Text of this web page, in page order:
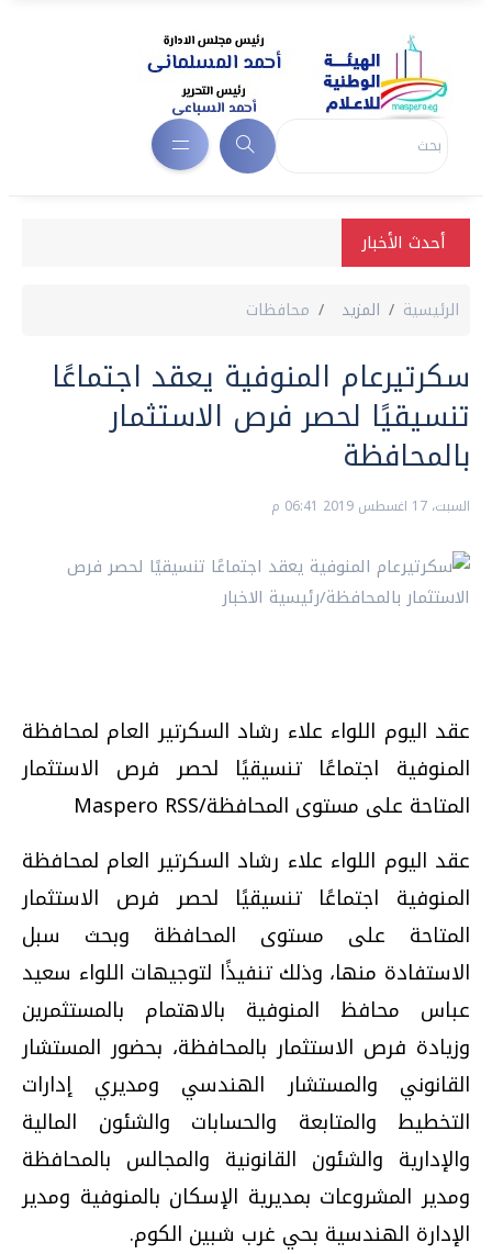
أحدث الأخبار
الرئيسية المزيد محافظات
سكرتيرعام المنوفية يعقد اجتماعًا
تنسيقيًا لحصر فرص الاستثمار
بالمحافظة
السبت، 17 اغسطس 2019 06:41 م
عقد اليوم اللواء علاء رشاد السكرتير العام لمحافظة
المنوفية اجتماعًا تنسيقيًا لحصر فرص الاستثمار
المتاحة على مستوى المحافظة/Maspero RSS
عقد اليوم اللواء علاء رشاد السكرتير العام لمحافظة
المنوفية اجتماعًا تنسيقيًا لحصر فرص الاستثمار
المتاحة على مستوى المحافظة وبحث سبل
الاستفادة منها، وذلك تنفيذًا لتوجيهات اللواء سعيد
عباس محافظ المنوفية بالاهتمام بالمستثمرين
وزيادة فرص الاستثمار بالمحافظة، بحضور المستشار
القانوني والمستشار الهندسي ومديري إدارات
التخطيط والمتابعة والحسابات والشئون المالية
والإدارية والشئون القانونية والمجالس بالمحافظة
ومدير المشروعات بمديرية الإسكان بالمنوفية ومدير
الإدارة الهندسية بحي غرب شبين الكوم.